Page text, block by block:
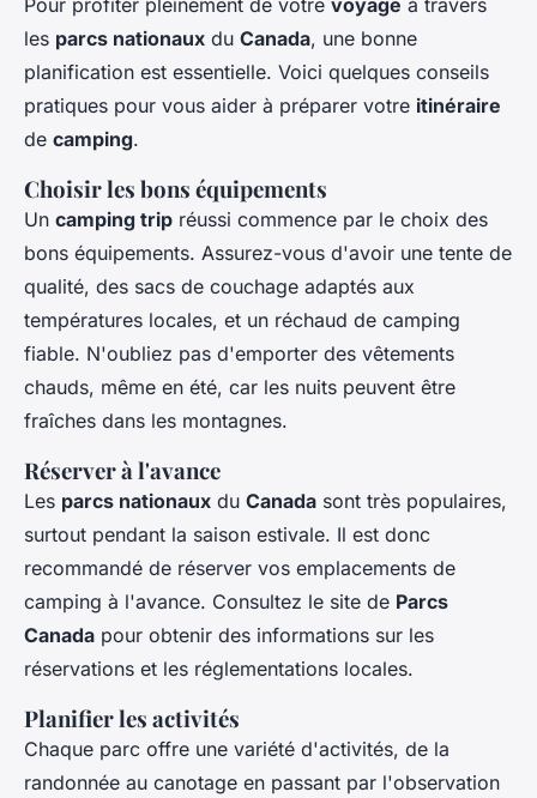
Pour profiter pleinement de votre voyage à travers
les parcs nationaux du Canada, une bonne
planification est essentielle. Voici quelques conseils
pratiques pour vous aider à préparer votre itinéraire
de camping.
Choisir les bons équipements
Un camping trip réussi commence par le choix des
bons équipements. Assurez-vous d'avoir une tente de
qualité, des sacs de couchage adaptés aux
températures locales, et un réchaud de camping
fiable. N'oubliez pas d'emporter des vêtements
chauds, même en été, car les nuits peuvent être
fraîches dans les montagnes.
Réserver à l'avance
Les parcs nationaux du Canada sont très populaires,
surtout pendant la saison estivale. Il est donc
recommandé de réserver vos emplacements de
camping à l'avance. Consultez le site de Parcs
Canada pour obtenir des informations sur les
réservations et les réglementations locales.
Planifier les activités
Chaque parc offre une variété d'activités, de la
randonnée au canotage en passant par l'observation